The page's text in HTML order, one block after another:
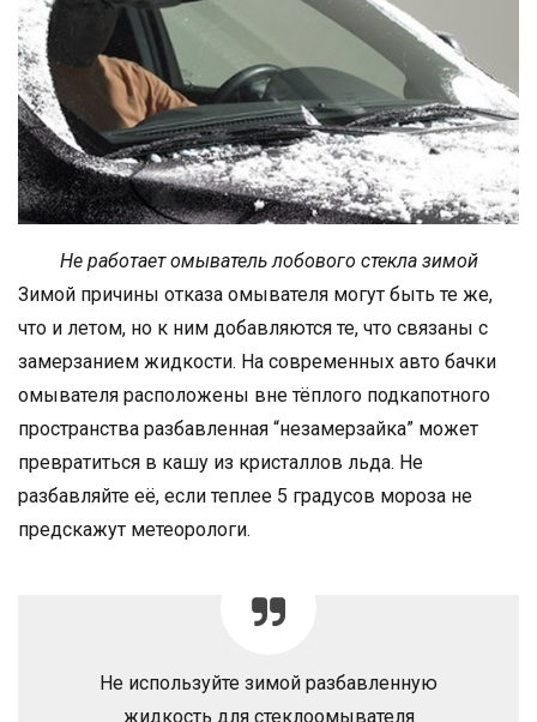
Не работает омыватель лобового стекла зимой
Зимой причины отказа омывателя могут быть те же,
что и летом, но к ним добавляются те, что связаны с
замерзанием жидкости. На современных авто бачки
омывателя расположены вне тёплого подкапотного
пространства разбавленная “незамерзайка” может
превратиться в кашу из кристаллов льда. Не
разбавляйте её, если теплее 5 градусов мороза не
предскажут метеорологи.
Не используйте зимой разбавленную
жидкость для стеклоомывателя